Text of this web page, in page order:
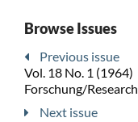
Browse Issues
Previous issue
Vol. 18 No. 1 (1964)
Forschung/Research
Next issue